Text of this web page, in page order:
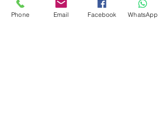
Phone Email Facebook WhatsApp